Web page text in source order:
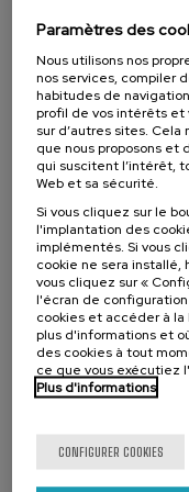
desinformación
10 h. Espagnol
CULTURE ET ART SOCIÉTÉ
11. SEP-12. SEP, 2026
SOBREMESA -
Paramètres des
Nous utilisons nos
nos services, compiler
habitudes de
profil de vos intérêts
sur d’autres sites.
que nous proposons et
qui suscitent l’intérêt,
Web et sa sécurité.
Si vous cliquez sur le
l'implantation des
implémentés. Si vous
cookie ne sera installé,
vous cliquez sur «
l'écran de
cookies et accéder à la
plus d'informations et
des cookies à tout
ce que vous exécutiez
Plus d'informations
CONFIGURER COOKIES